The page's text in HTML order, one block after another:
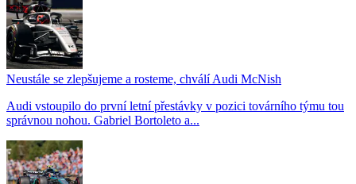
Neustále se zlepšujeme a rosteme, chválí Audi McNish
Audi vstoupilo do první letní přestávky v pozici továrního týmu tou
správnou nohou. Gabriel Bortoleto a...